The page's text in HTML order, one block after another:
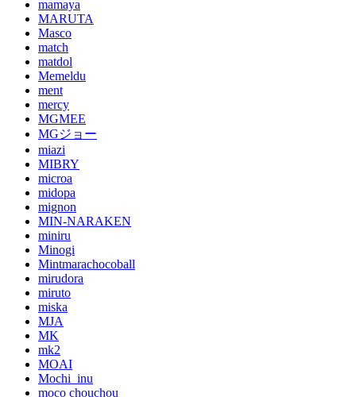
mamaya
MARUTA
Masco
match
matdol
Memeldu
ment
mercy
MGMEE
MGジョー
miazi
MIBRY
microa
midopa
mignon
MIN-NARAKEN
miniru
Minogi
Mintmarachocoball
mirudora
miruto
miska
MJA
MK
mk2
MOAI
Mochi_inu
moco chouchou